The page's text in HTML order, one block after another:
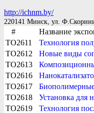
http://ichnm.by/
220141 Минск, ул.
#
Название
TO2611
Технология
TO2612
Новые виды
TO2613
TO2616
TO2617
TO2618
Установка для
TO2619
Технология